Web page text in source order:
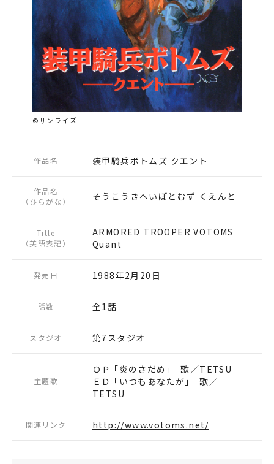
©サンライズ
作品名 装甲騎兵ボトムズ クエント
作品名
（ひらがな）
そうこうきへいぼとむず くえんと
Title
（英語表記）
ARMORED TROOPER VOTOMS
Quant
発売日 1988年2月20日
話数 全1話
スタジオ 第7スタジオ
主題歌
ＯＰ ｢炎のさだめ｣ 歌／TETSU
ＥＤ ｢いつもあなたが｣ 歌／
TETSU
関連リンク http://www.votoms.net/